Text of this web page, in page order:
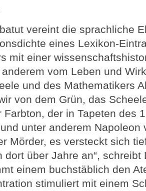
vereint die sprachliche
eines Lexikon-
mit einer
vom Leben und
und des Mathematikers
von dem Grün, das
Farbton, der in Tapeten des
unter anderem Napoleon
Mörder, es versteckt sich
dort über Jahre an“, schreibt
einem buchstäblich den
stimuliert mit einem